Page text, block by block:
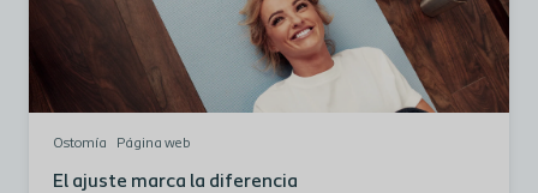
Ostomía Página web
El ajuste marca la diferencia